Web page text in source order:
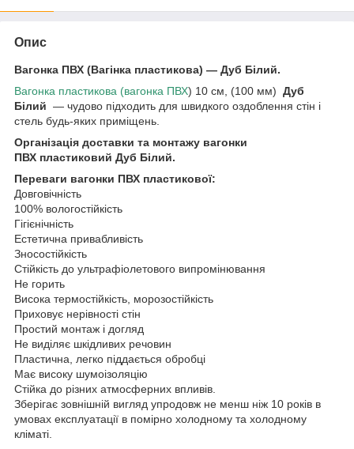
Опис
Вагонка ПВХ (Вагінка пластикова) — Дуб Білий.
Вагонка пластикова (вагонка ПВХ) 10 см, (100 мм) Дуб
Білий — чудово підходить для швидкого оздоблення стін і
стель будь-яких приміщень.
Організація доставки та монтажу вагонки
ПВХ пластиковий Дуб Білий.
Переваги вагонки ПВХ пластикової:
Довговічність
100% вологостійкість
Гігієнічність
Естетична привабливість
Зносостійкість
Стійкість до ультрафіолетового випромінювання
Не горить
Висока термостійкість, морозостійкість
Приховує нерівності стін
Простий монтаж і догляд
Не виділяє шкідливих речовин
Пластична, легко піддається обробці
Має високу шумоізоляцію
Стійка до різних атмосферних впливів.
Зберігає зовнішній вигляд упродовж не менш ніж 10 років в
умовах експлуатації в помірно холодному та холодному
кліматі.